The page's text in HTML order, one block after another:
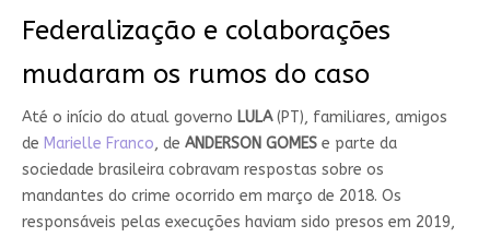
Federalização e colaborações
mudaram os rumos do caso
Até o início do atual governo LULA(PT), familiares, amigos
de Marielle Franco, de ANDERSON GOMESe parte da
sociedade brasileira cobravam respostas sobre os
mandantes do crime ocorrido em março de 2018. Os
responsáveis pelas execuções haviam sido presos em 2019,